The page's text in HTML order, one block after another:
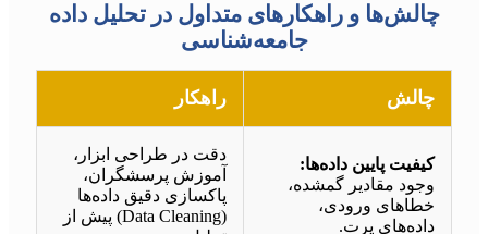
چالش‌ها و راهکارهای متداول در تحلیل داده
جامعه‌شناسی
چالش راهکار
کیفیت پایین داده‌ها:
وجود مقادیر گمشده،
خطاهای ورودی،
داده‌های پرت.
دقت در طراحی ابزار،
آموزش پرسشگران،
پاکسازی دقیق داده‌ها
(Data Cleaning) پیش از